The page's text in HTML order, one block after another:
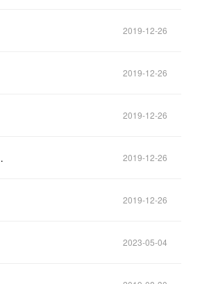
2019-12-26
2019-12-26
2019-12-26
管理领域最佳产品 2019-12-26
2019-12-26
2023-05-04